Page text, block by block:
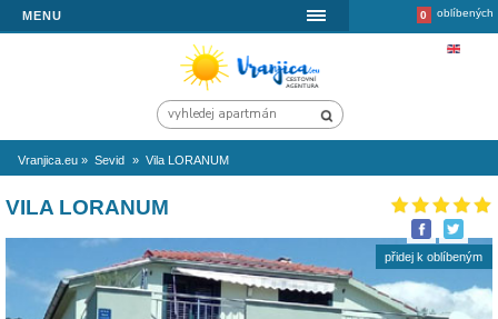
MENU
Vranjica.eu» Sevid »
VILA LORANUM